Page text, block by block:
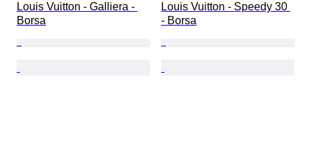
Louis Vuitton - Galliera -
Borsa
Louis Vuitton - Speedy 30
- Borsa